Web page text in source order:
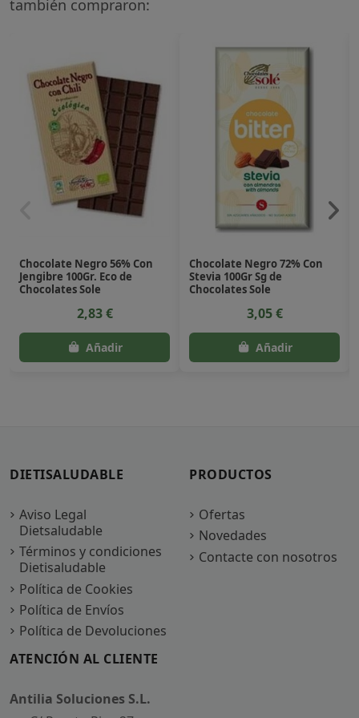
también compraron:
Chocolate Negro 56% Con
Jengibre 100Gr. Eco de
Chocolates Sole
2,83 €
Chocolate Negro 72% Con
Stevia 100Gr Sg de
Chocolates Sole
3,05 €
DIETISALUDABLE
Aviso Legal
Dietsaludable
Términos y condiciones
Dietisaludable
Política de Cookies
Política de Envíos
Política de Devoluciones
PRODUCTOS
Ofertas
Novedades
Contacte con nosotros
ATENCIÓN AL CLIENTE
Antilia Soluciones S.L.